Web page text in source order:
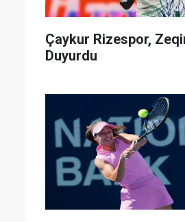
Çaykur Rizespor,
Duyurdu